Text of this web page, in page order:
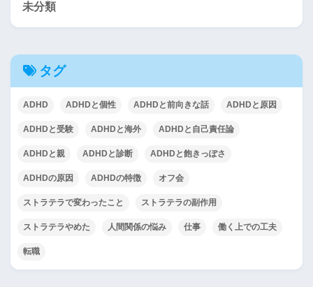
未分類
タグ
ADHD ADHDと個性 ADHDと前向きな話 ADHDと原因
ADHDと受験 ADHDと海外 ADHDと自己責任論
ADHDと親 ADHDと診断 ADHDと飽きっぽさ
ADHDの原因 ADHDの特徴 オフ会
ストラテラで変わったこと ストラテラの副作用
ストラテラやめた 人間関係の悩み 仕事 働く上での工夫
転職